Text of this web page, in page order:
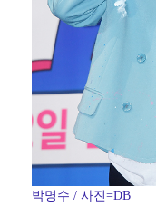
박명수 / 사진=DB